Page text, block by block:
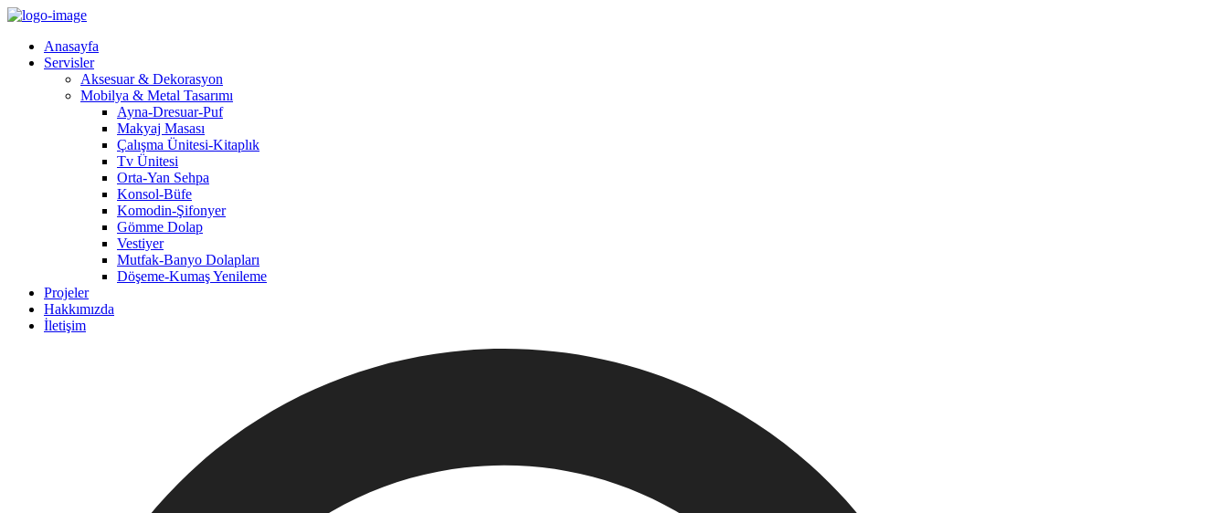
Anasayfa
Servisler
Aksesuar & Dekorasyon
Mobilya & Metal Tasarımı
Ayna-Dresuar-Puf
Makyaj Masası
Çalışma Ünitesi-Kitaplık
Tv Ünitesi
Orta-Yan Sehpa
Konsol-Büfe
Komodin-Şifonyer
Gömme Dolap
Vestiyer
Mutfak-Banyo Dolapları
Döşeme-Kumaş Yenileme
Projeler
Hakkımızda
İletişim